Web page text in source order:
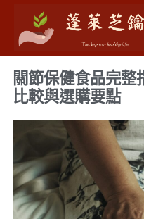
關節保健食品完整
比較與選購要點